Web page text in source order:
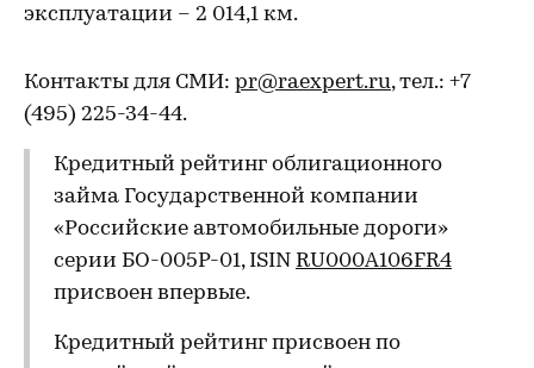
эксплуатации – 2 014,1 км.
Контакты для СМИ: pr@raexpert.ru, тел.: +7
(495) 225-34-44.
Кредитный рейтинг облигационного
займа Государственной компании
«Российские автомобильные дороги»
серии БО-005P-01, ISIN RU000A106FR4
присвоен впервые.
Кредитный рейтинг присвоен по